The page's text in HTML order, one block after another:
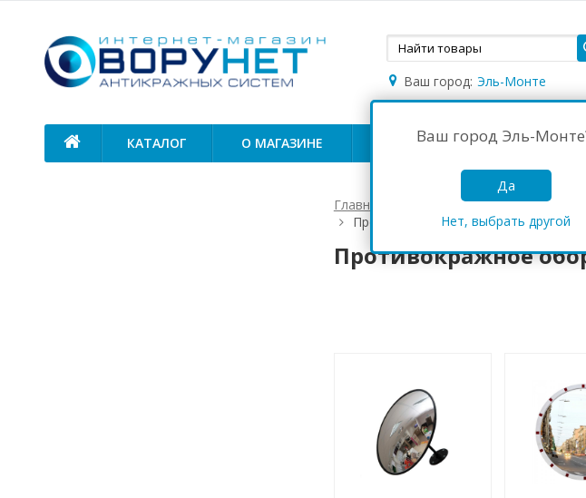
Ваш город: Эль-Монте
Ваш город Эль-Монте
Да
Нет, выбрать другой
КАТАЛОГ О МАГАЗИНЕ ОПЛАТА И ДОСТАВКА
Главная Антикражные системы России
Противокражное оборудование ➣
Противокражное